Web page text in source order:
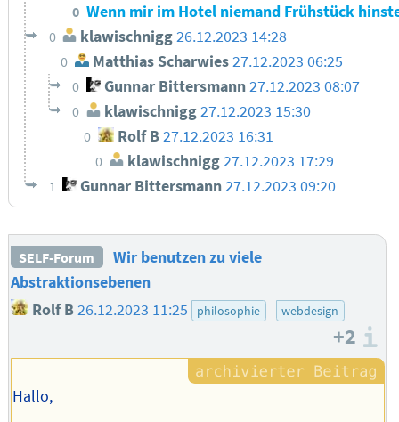
0 Wenn mir im Hotel niemand Frühstück
0 klawischnigg26.12.2023 14:28
0 Matthias Scharwies 27.12.2023 06:25
0 Gunnar Bittersmann27.12.2023 08:07
0 klawischnigg27.12.2023 15:30
0 Rolf B27.12.2023 16:31
0 klawischnigg27.12.2023 17:29
1 Gunnar Bittersmann27.12.2023 09:20
SELF-Forum
Wir benutzen zu viele
Abstraktionsebenen
Rolf B 26.12.2023 11:25 philosophie webdesign
+2
Hallo,